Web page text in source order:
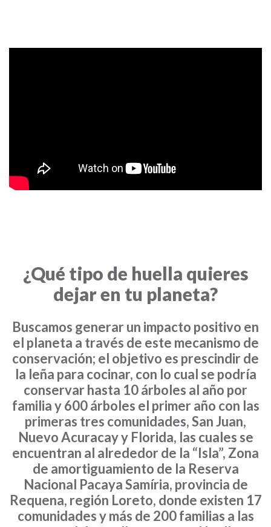
¿Qué tipo de huella quieres
dejar en tu planeta?
Buscamos generar un impacto positivo en
el planeta a través de este mecanismo de
conservación; el objetivo es prescindir de
la leña para cocinar, con lo cual se podría
conservar hasta 10 árboles al año por
familia y 600 árboles el primer año con las
primeras tres comunidades, San Juan,
Nuevo Acuracay y Florida, las cuales se
encuentran al alrededor de la “Isla”, Zona
de amortiguamiento de la Reserva
Nacional Pacaya Samíria, provincia de
Requena, región Loreto, donde existen 17
comunidades y más de 200 familias a las